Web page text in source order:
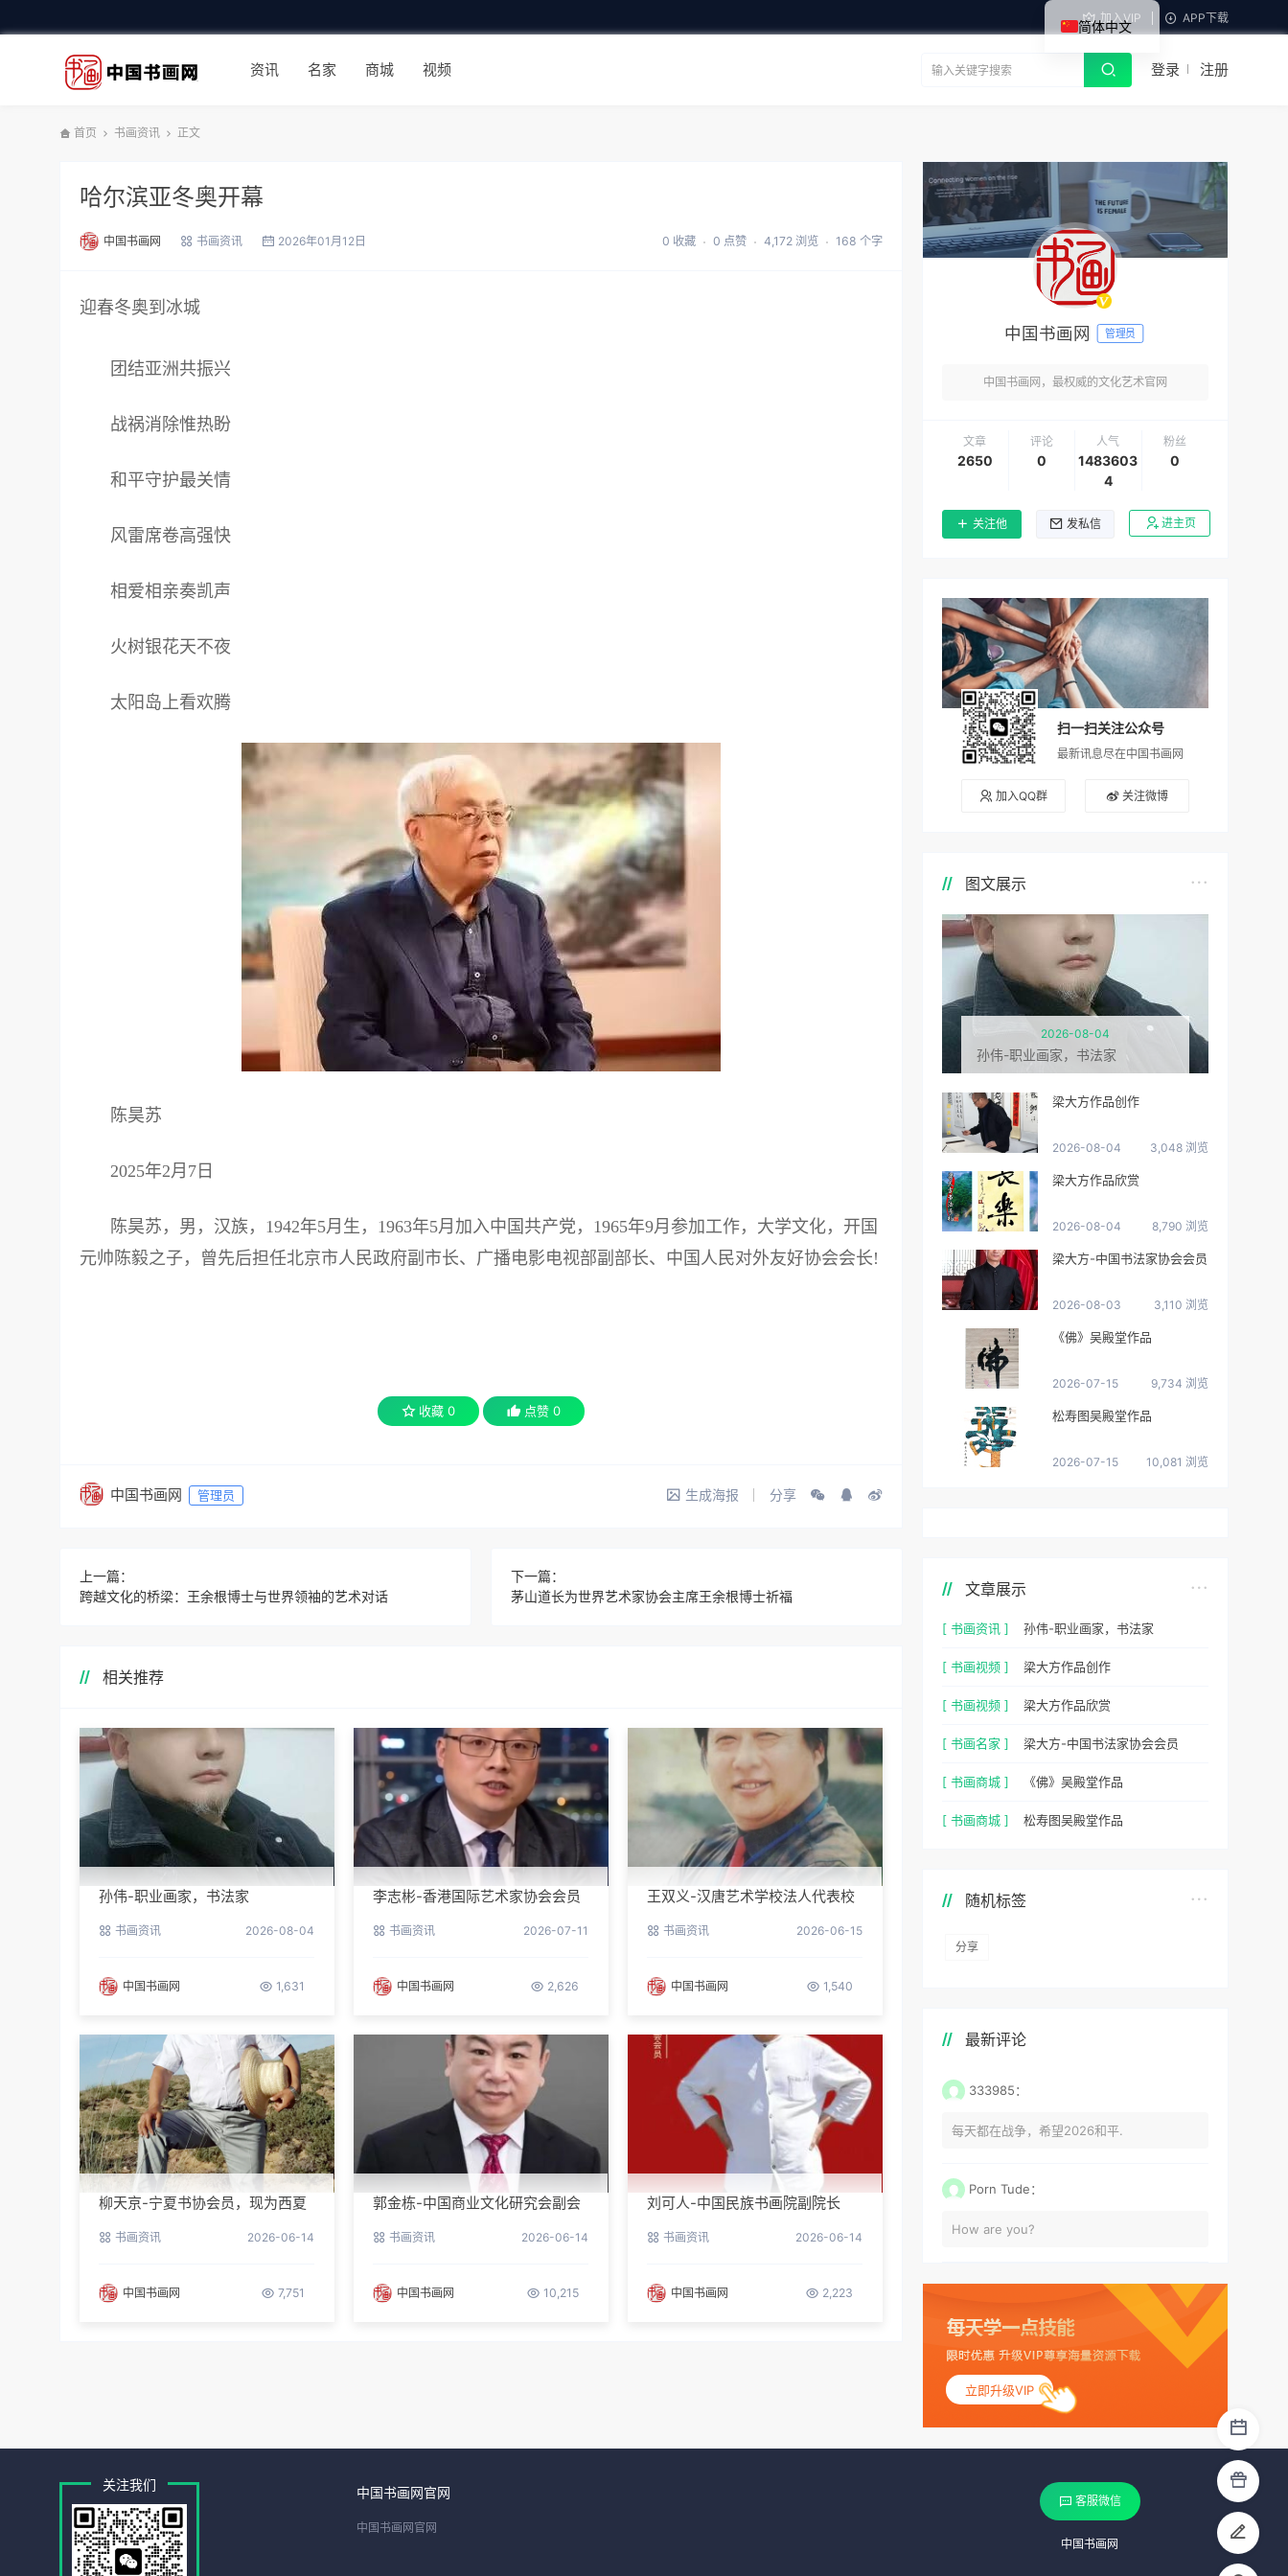
加入VIP APP下载
资讯 名家 商城 视频 登录 注册
首页 书画资讯 正文
哈尔滨亚冬奥开幕
中国书画网 书画资讯 2026年01月12日 0 收藏 0 点赞 4,172 浏览 168 个字
迎春冬奥到冰城
团结亚洲共振兴
战祸消除惟热盼
和平守护最关情
风雷席卷高强快
相爱相亲奏凯声
火树银花天不夜
太阳岛上看欢腾
陈昊苏
2025年2月7日
陈昊苏，男，汉族，1942年5月生，1963年5月加入中国共产党，1965年9月参加工作，大学文化，开国
元帅陈毅之子，曾先后担任北京市人民政府副市长、广播电影电视部副部长、中国人民对外友好协会会长!
收藏 0 点赞 0
中国书画网 管理员 生成海报 分享
上一篇：
跨越文化的桥梁：王余根博士与世界领袖的艺术对话
下一篇：
茅山道长为世界艺术家协会主席王余根博士祈福
相关推荐
孙伟-职业画家，书法家
书画资讯 2026-08-04
中国书画网 1,631
李志彬-香港国际艺术家协会会员
书画资讯 2026-07-11
中国书画网 2,626
王双义-汉唐艺术学校法人代表校
书画资讯 2026-06-15
中国书画网 1,540
柳天京-宁夏书协会员，现为西夏
书画资讯 2026-06-14
中国书画网 7,751
郭金栋-中国商业文化研究会副会
书画资讯 2026-06-14
中国书画网 10,215
刘可人-中国民族书画院副院长
书画资讯 2026-06-14
中国书画网 2,223
中国书画网 管理员
中国书画网，最权威的文化艺术官网
文章
2650
评论
0
人气
1483603
4
粉丝
0
关注他 发私信 进主页
扫一扫关注公众号
最新讯息尽在中国书画网
加入QQ群 关注微博
图文展示
2026-08-04
孙伟-职业画家，书法家
梁大方作品创作
2026-08-04 3,048 浏览
梁大方作品欣赏
2026-08-04 8,790 浏览
梁大方-中国书法家协会会员
2026-08-03 3,110 浏览
《佛》吴殿堂作品
2026-07-15 9,734 浏览
松寿图吴殿堂作品
2026-07-15 10,081 浏览
文章展示
[ 书画资讯 ] 孙伟-职业画家，书法家
[ 书画视频 ] 梁大方作品创作
[ 书画视频 ] 梁大方作品欣赏
[ 书画名家 ] 梁大方-中国书法家协会会员
[ 书画商城 ] 《佛》吴殿堂作品
[ 书画商城 ] 松寿图吴殿堂作品
随机标签
分享
最新评论
333985：
每天都在战争，希望2026和平.
Porn Tude：
How are you?
立即升级VIP
关注我们 中国书画网官网
中国书画网官网
客服微信
中国书画网
简体中文